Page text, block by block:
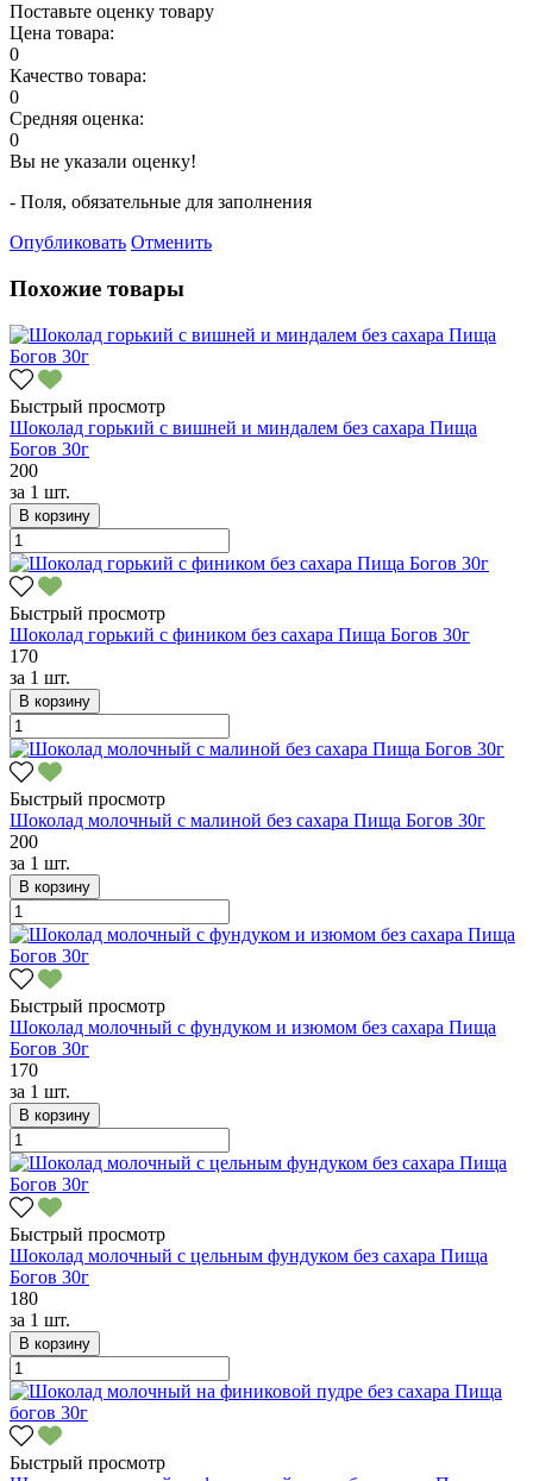
Поставьте оценку товару
Цена товара:
0
Качество товара:
0
Средняя оценка:
0
Вы не указали оценку!
- Поля, обязательные для заполнения
Опубликовать Отменить
Похожие товары
Быстрый просмотр
Шоколад горький с вишней и миндалем без сахара Пища
Богов 30г
200
за 1 шт.
В корзину
Быстрый просмотр
Шоколад горький с фиником без сахара Пища Богов 30г
170
за 1 шт.
В корзину
Быстрый просмотр
Шоколад молочный с малиной без сахара Пища Богов 30г
200
за 1 шт.
В корзину
Быстрый просмотр
Шоколад молочный с фундуком и изюмом без сахара Пища
Богов 30г
170
за 1 шт.
В корзину
Быстрый просмотр
Шоколад молочный с цельным фундуком без сахара Пища
Богов 30г
180
за 1 шт.
В корзину
Быстрый просмотр